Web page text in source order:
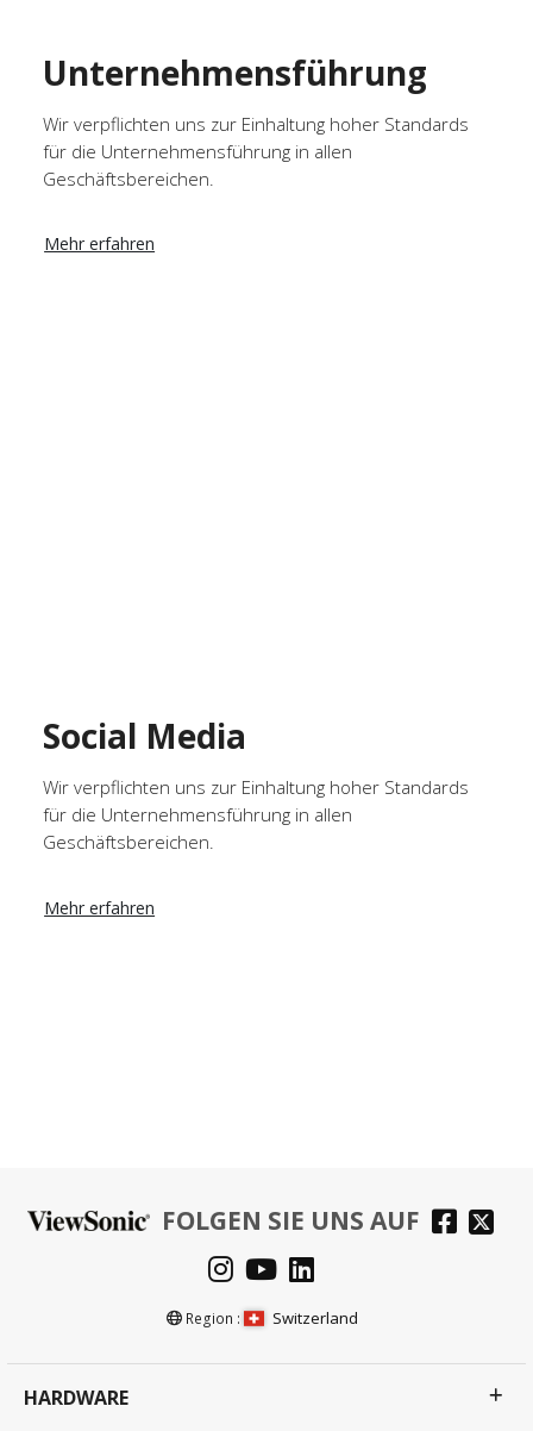
Unternehmensführung
Wir verpflichten uns zur Einhaltung hoher Standards
für die Unternehmensführung in allen
Geschäftsbereichen.
Mehr erfahren
Social Media
Wir verpflichten uns zur Einhaltung hoher Standards
für die Unternehmensführung in allen
Geschäftsbereichen.
Mehr erfahren
FOLGEN SIE UNS AUF
Region : Switzerland
HARDWARE